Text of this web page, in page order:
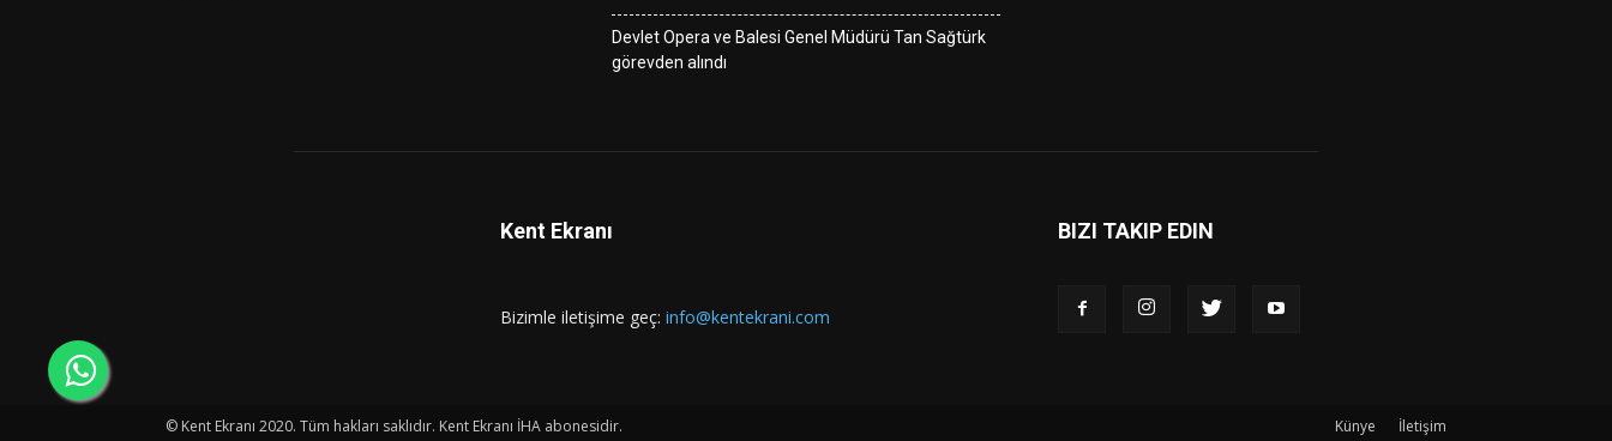
Devlet Opera ve Balesi Genel Müdürü Tan Sağtürk
görevden alındı
Kent Ekranı
Bizimle iletişime geç: info@kentekrani.com
BIZI TAKIP EDIN
Künye İletişim
© Kent Ekranı 2020. Tüm hakları saklıdır. Kent Ekranı İHA abonesidir.